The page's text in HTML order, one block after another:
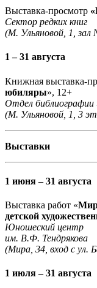
Выставка-просмотр
Сектор редких книг
(М. Ульяновой, 1, зал
1 – 31 августа
Книжная выставка-
юбиляры», 12+
Отдел библиографии
(М. Ульяновой, 1, 3
Выставки
1 июня – 31 августа
Выставка работ «Мир
детской
Юношеский центр
им. В.Ф. Тендрякова
(Мира, 34, вход с ул.
1 июля – 31 августа